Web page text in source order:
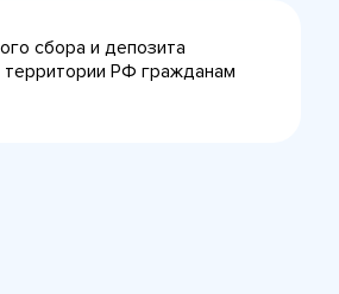
сбора и депозита
территории РФ гражданам